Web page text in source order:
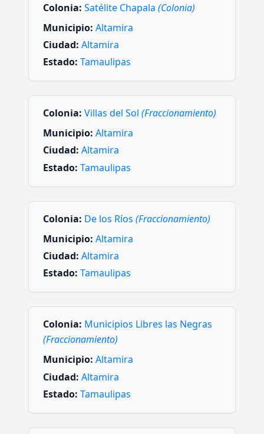
Colonia: Satélite Chapala (Colonia)
Municipio: Altamira
Ciudad: Altamira
Estado: Tamaulipas
Colonia: Villas del Sol (Fraccionamiento)
Municipio: Altamira
Ciudad: Altamira
Estado: Tamaulipas
Colonia: De los Ríos (Fraccionamiento)
Municipio: Altamira
Ciudad: Altamira
Estado: Tamaulipas
Colonia: Municipios Libres las Negras
(Fraccionamiento)
Municipio: Altamira
Ciudad: Altamira
Estado: Tamaulipas